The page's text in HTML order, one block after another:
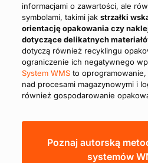
informacjami o zawartości, ale
symbolami, takimi jak strzałki
orientację opakowania czy
dotyczące delikatnych
dotyczą również recyklingu
ograniczenie ich negatywnego
System WMSto oprogramowanie,
nad procesami magazynowymi i
również gospodarowanie
Poznaj autorską
systemów